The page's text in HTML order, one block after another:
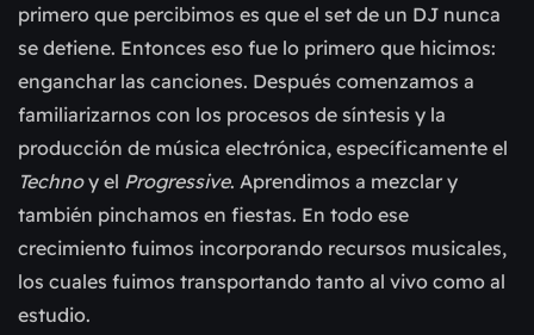
primero que percibimos es que el set de un DJ nunca
se detiene. Entonces eso fue lo primero que hicimos:
enganchar las canciones. Después comenzamos a
familiarizarnos con los procesos de síntesis y la
producción de música electrónica, específicamente el
Technoy el Progressive. Aprendimos a mezclar y
también pinchamos en fiestas. En todo ese
crecimiento fuimos incorporando recursos musicales,
los cuales fuimos transportando tanto al vivo como al
estudio.